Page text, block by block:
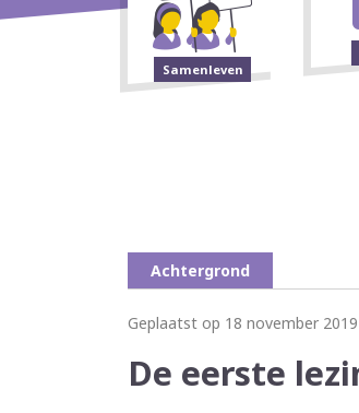
Samenleven
Achtergrond
Geplaatst op 18 november 2019
De eerste